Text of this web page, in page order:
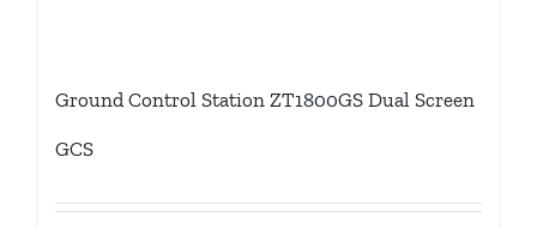
Ground Control Station ZT1800GS Dual Screen
GCS